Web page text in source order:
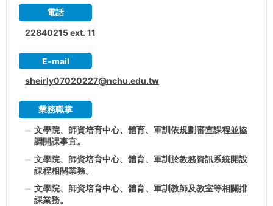
電話
22840215 ext. 11
E-mail
sheirly07020227@nchu.edu.tw
業務職掌
文學院、師資培育中心、體育、軍訓依規劃審查課程並協
調開課事宜。
文學院、師資培育中心、體育、軍訓於教務資訊系統開設
課程相關業務。
文學院、師資培育中心、體育、軍訓教師及教室等相關排
課業務。